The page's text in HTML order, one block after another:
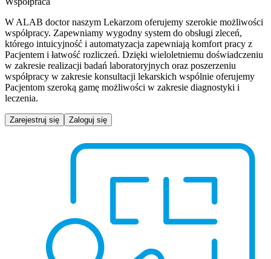
W ALAB doctor naszym Lekarzom oferujemy szerokie możliwości
współpracy. Zapewniamy wygodny system do obsługi zleceń,
którego intuicyjność i automatyzacja zapewniają komfort pracy z
Pacjentem i łatwość rozliczeń. Dzięki wieloletniemu doświadczeniu
w zakresie realizacji badań laboratoryjnych oraz poszerzeniu
współpracy w zakresie konsultacji lekarskich wspólnie oferujemy
Pacjentom szeroką gamę możliwości w zakresie diagnostyki i
leczenia.
Zarejestruj się Zaloguj się